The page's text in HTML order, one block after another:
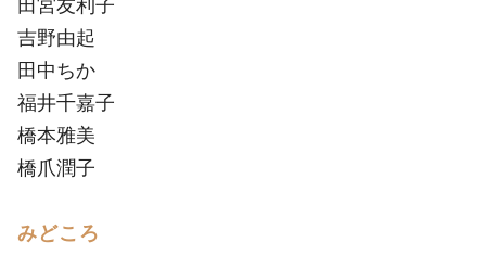
吉野由起
田中ちか
福井千嘉子
橋本雅美
橋爪潤子
みどころ